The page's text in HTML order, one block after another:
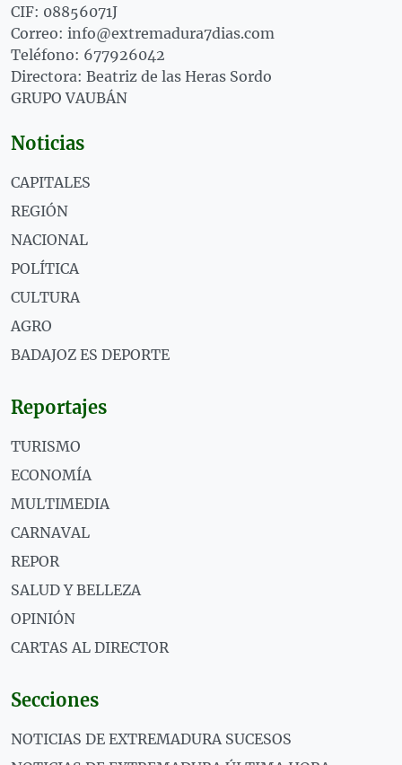
CIF: 08856071J
Correo: info@extremadura7dias.com
Teléfono: 677926042
Directora: Beatriz de las Heras Sordo
GRUPO VAUBÁN
Noticias
CAPITALES
REGIÓN
NACIONAL
POLÍTICA
CULTURA
AGRO
BADAJOZ ES DEPORTE
Reportajes
TURISMO
ECONOMÍA
MULTIMEDIA
CARNAVAL
REPOR
SALUD Y BELLEZA
OPINIÓN
CARTAS AL DIRECTOR
Secciones
NOTICIAS DE EXTREMADURA SUCESOS